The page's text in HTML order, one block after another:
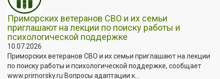
Приморских ветеранов СВО и их семьи
приглашают на лекции по поиску работы и
психологической поддержке
10.07.2026
Приморских ветеранов СВО и их семьи приглашают на лекции
по поиску работы и психологической поддержке, сообщает
www.primorsky.ru Вопросы адаптации к...